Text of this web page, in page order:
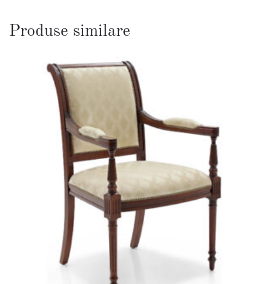
Produse similare